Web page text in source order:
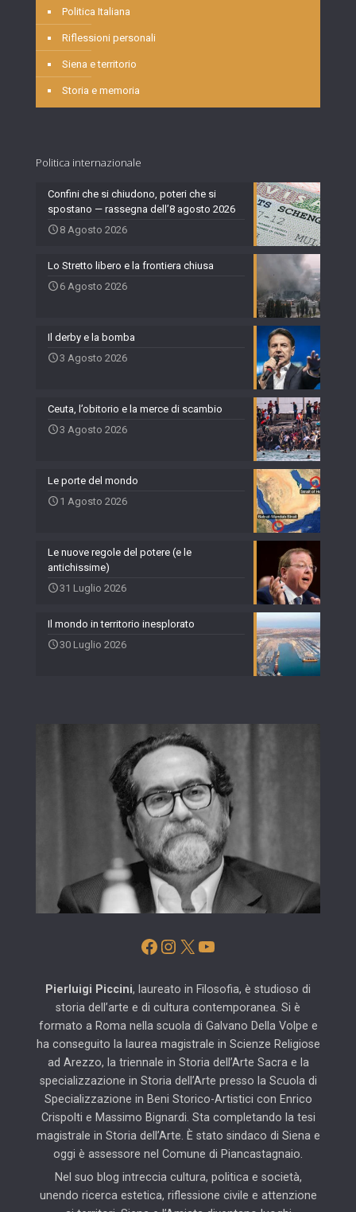
Politica Italiana
Riflessioni personali
Siena e territorio
Storia e memoria
Politica internazionale
Confini che si chiudono, poteri che si
spostano — rassegna dell’8 agosto 2026
8 Agosto 2026
Lo Stretto libero e la frontiera chiusa
6 Agosto 2026
Il derby e la bomba
3 Agosto 2026
Ceuta, l’obitorio e la merce di scambio
3 Agosto 2026
Le porte del mondo
1 Agosto 2026
Le nuove regole del potere (e le
antichissime)
31 Luglio 2026
Il mondo in territorio inesplorato
30 Luglio 2026
Facebook
Instagram
X YouTube
Pierluigi Piccini, laureato in Filosofia, è studioso di
storia dell’arte e di cultura contemporanea. Si è
formato a Roma nella scuola di Galvano Della Volpe e
ha conseguito la laurea magistrale in Scienze Religiose
ad Arezzo, la triennale in Storia dell’Arte Sacra e la
specializzazione in Storia dell’Arte presso la Scuola di
Specializzazione in Beni Storico-Artistici con Enrico
Crispolti e Massimo Bignardi. Sta completando la tesi
magistrale in Storia dell’Arte. È stato sindaco di Siena e
oggi è assessore nel Comune di Piancastagnaio.
Nel suo blog intreccia cultura, politica e società,
unendo ricerca estetica, riflessione civile e attenzione